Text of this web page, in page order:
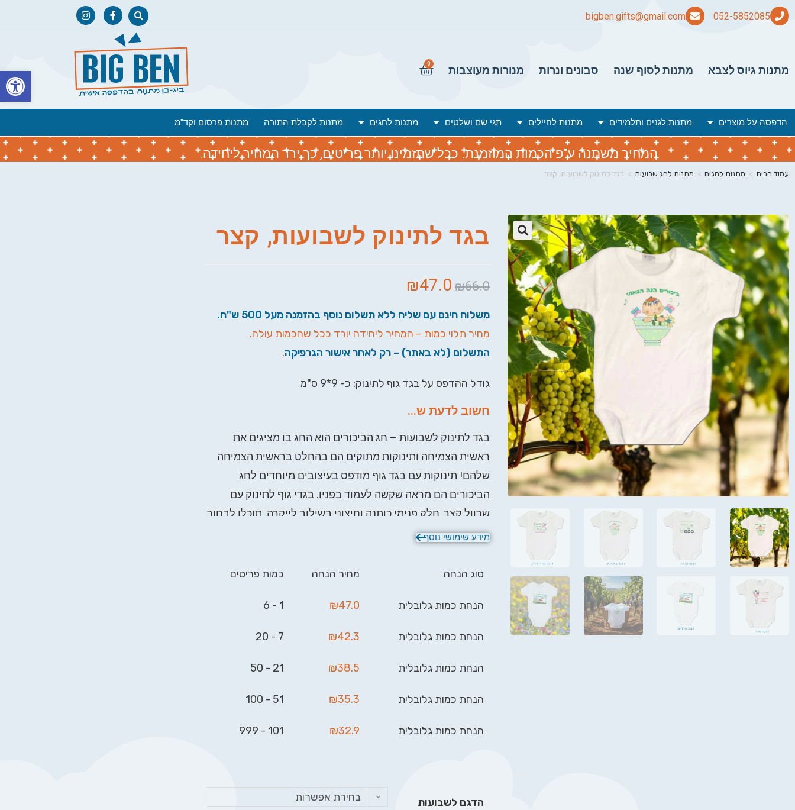
bigben.gifts@gmail.com
מתנות גיוס לצבא מתנות לסוף שנה סבונים ונרות מנורות מעוצבות
0
הדפסה על מוצרים מתנות לגנים ותלמידים מתנות לחיילים תגי שם ושלטים מתנות לחגים מתנות לקבלת התורה מתנות פרסום וקד"מ
המחיר משתנה ע"פ הכמות המוזמנת. ככל שתזמינו יותר פריטים, כך ירד המחיר ליחידה.
עמוד הבית > מתנות לחגים > מתנות לחג שבועות > בגד לתינוק לשבועות, קצר
🔍 בגד לתינוק לשבועות, קצר
₪66.0
₪47.0
משלוח חינם עם שליח ללא תשלום נוסף בהזמנה מעל 500 ש"ח.
מחיר תלוי כמות – המחיר ליחידה יורד ככל שהכמות עולה.
התשלום (לא באתר) – רק לאחר אישור הגרפיקה.
גודל ההדפס על בגד גוף לתינוק: כ- 9*9 ס"מ
חשוב לדעת ש...
בגד לתינוק לשבועות – חג הביכורים הוא החג בו מציגים את
ראשית הצמיחה ותינוקות מתוקים הם בהחלט בראשית הצמיחה
שלהם! תינוקותעם בגד גוף מודפס בעיצובים מיוחדים לחג
הביכורים הם מראה שקשה לעמוד בפניו. בגדי גוף לתינוק עם
שרוול קצר, חלק פנימי כותנה וחיצוני בשילוב לייקרה. תוכלו לבחור
את אחד העיצובים שלנו להדפסה על בגד הגוף או לשלוח
מידע שימושי נוסף
סוג הנחה מחיר הנחה כמות פריטים
הנחת כמות גלובלית ₪47.0
1 - 6
הנחת כמות גלובלית ₪42.3
7 - 20
הנחת כמות גלובלית ₪38.5
21 - 50
הנחת כמות גלובלית ₪35.3
51 - 100
הנחת כמות גלובלית ₪32.9
101 - 999
הדגם לשבועות בחירת אפשרות